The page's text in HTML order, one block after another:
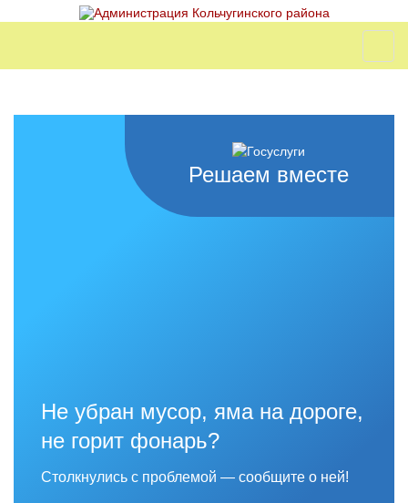
Решаем вместе
Не убран мусор, яма на дороге,
не горит фонарь?
Столкнулись с проблемой — сообщите о ней!